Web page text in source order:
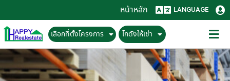
หน้าหลัก LANGUAGE
เลือกที่ตั้งโครงการ โกดังให้เช่า